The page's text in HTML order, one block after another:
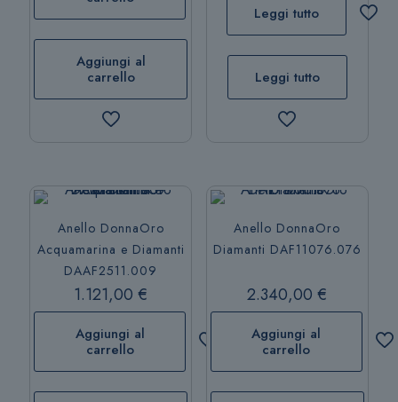
Aggiungi al
carrello
Leggi tutto
Leggi tutto
Anello DonnaOro
Acquamarina e Diamanti
DAAF2511.009
1.121,00€
Aggiungi al
carrello
Anello DonnaOro
Diamanti DAF11076.076
2.340,00€
Aggiungi al
carrello